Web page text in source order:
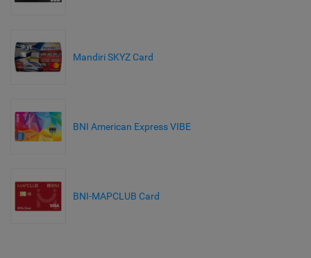
Mandiri SKYZ Card
BNI American Express VIBE
BNI-MAPCLUB Card